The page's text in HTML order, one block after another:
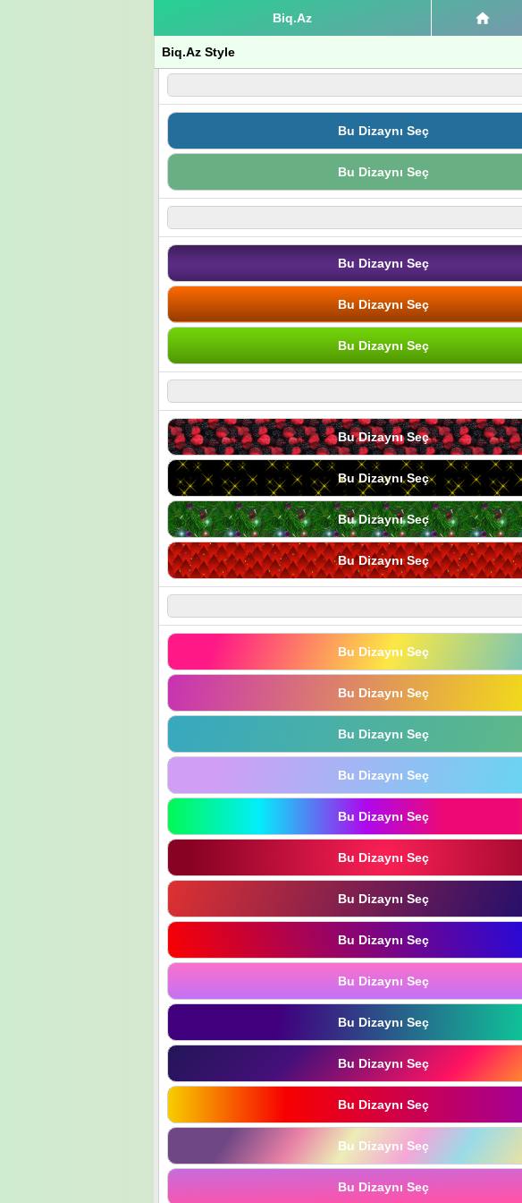
Biq.Az
Biq.Az Style
Bu Dizaynı Seç
Bu Dizaynı Seç
Bu Dizaynı Seç
Bu Dizaynı Seç
Bu Dizaynı Seç
Bu Dizaynı Seç
Bu Dizaynı Seç
Bu Dizaynı Seç
Bu Dizaynı Seç
Bu Dizaynı Seç
Bu Dizaynı Seç
Bu Dizaynı Seç
Bu Dizaynı Seç
Bu Dizaynı Seç
Bu Dizaynı Seç
Bu Dizaynı Seç
Bu Dizaynı Seç
Bu Dizaynı Seç
Bu Dizaynı Seç
Bu Dizaynı Seç
Bu Dizaynı Seç
Bu Dizaynı Seç
Bu Dizaynı Seç